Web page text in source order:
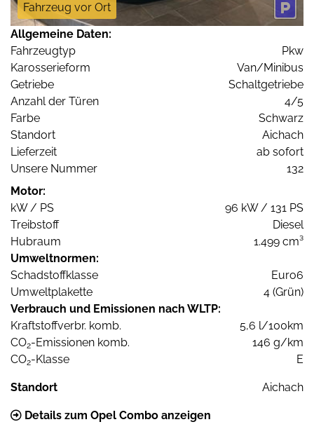
Fahrzeug vor Ort
Allgemeine Daten:
Fahrzeugtyp
Pkw
Karosserieform
Van/Minibus
Getriebe
Schaltgetriebe
Anzahl der Türen
4/5
Farbe
Schwarz
Standort
Aichach
Lieferzeit
ab sofort
Unsere Nummer
132
Motor:
kW / PS
96 kW / 131 PS
Treibstoff
Diesel
Hubraum
1.499 cm³
Umweltnormen:
Schadstoffklasse
Euro6
Umweltplakette
4 (Grün)
Verbrauch und Emissionen nach WLTP:
Kraftstoffverbr. komb.
5,6 l/100km
CO2-Emissionen komb.
146 g/km
CO2-Klasse E
Standort Aichach
Details zum Opel Combo anzeigen